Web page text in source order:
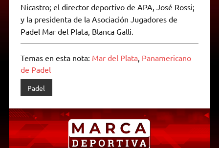
Nicastro; el director deportivo de APA, José Rossi;
y la presidenta de la Asociación Jugadores de
Padel Mar del Plata, Blanca Galli.
Temas en esta nota: Mar del Plata, Panamericano
de Padel
Padel